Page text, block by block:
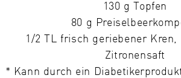
130 g Topfen
80 g
1/2 TL frisch geriebener Kren,
Zitronensaft
* Kann durch ein